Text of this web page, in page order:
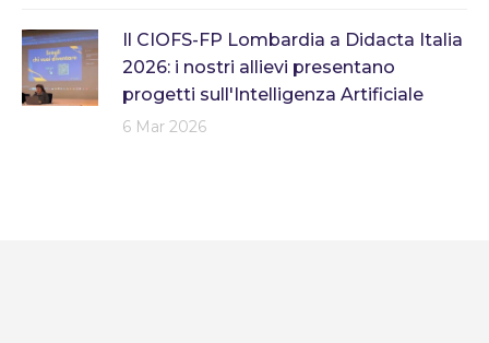
Il CIOFS-FP Lombardia a Didacta Italia
2026: i nostri allievi presentano
progetti sull'Intelligenza Artificiale
6 Mar 2026